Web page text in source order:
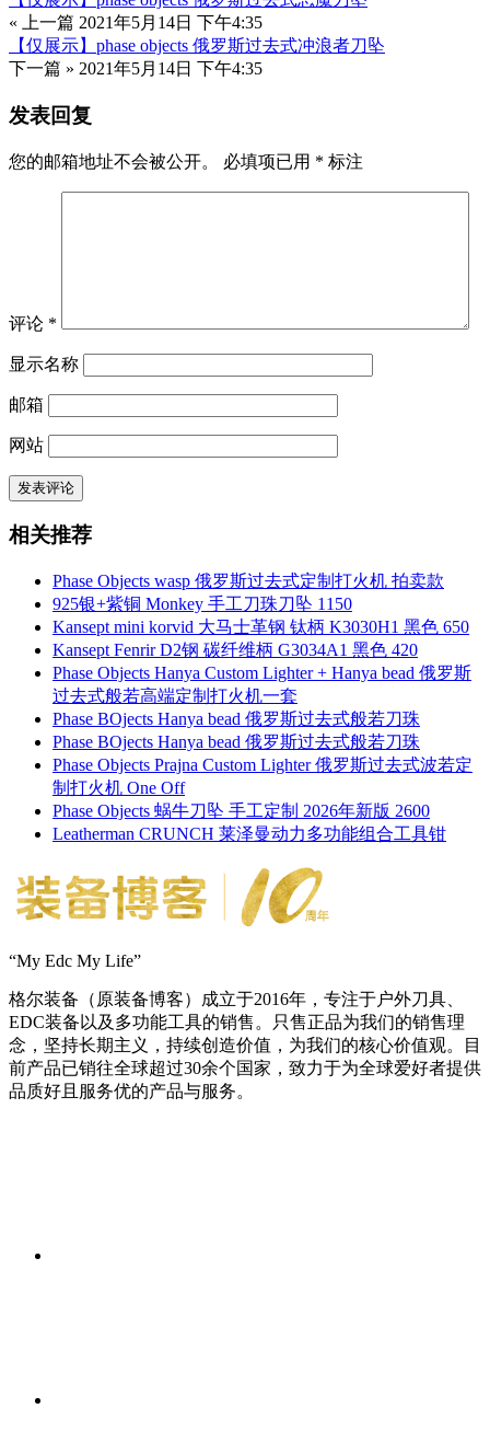
« 上一篇 2021年5月14日 下午4:35
【仅展示】phase objects 俄罗斯过去式冲浪者刀坠
下一篇 » 2021年5月14日 下午4:35
发表回复
您的邮箱地址不会被公开。 必填项已用 * 标注
评论 *
显示名称
邮箱
网站
相关推荐
Phase Objects wasp 俄罗斯过去式定制打火机 拍卖款
925银+紫铜 Monkey 手工刀珠刀坠 1150
Kansept mini korvid 大马士革钢 钛柄 K3030H1 黑色 650
Kansept Fenrir D2钢 碳纤维柄 G3034A1 黑色 420
Phase Objects Hanya Custom Lighter + Hanya bead 俄罗斯
过去式般若高端定制打火机一套
Phase BOjects Hanya bead 俄罗斯过去式般若刀珠
Phase BOjects Hanya bead 俄罗斯过去式般若刀珠
Phase Objects Prajna Custom Lighter 俄罗斯过去式波若定
制打火机 One Off
Phase Objects 蜗牛刀坠 手工定制 2026年新版 2600
Leatherman CRUNCH 莱泽曼动力多功能组合工具钳
“My Edc My Life”
格尔装备（原装备博客）成立于2016年，专注于户外刀具、
EDC装备以及多功能工具的销售。只售正品为我们的销售理
念，坚持长期主义，持续创造价值，为我们的核心价值观。目
前产品已销往全球超过30余个国家，致力于为全球爱好者提供
品质好且服务优的产品与服务。